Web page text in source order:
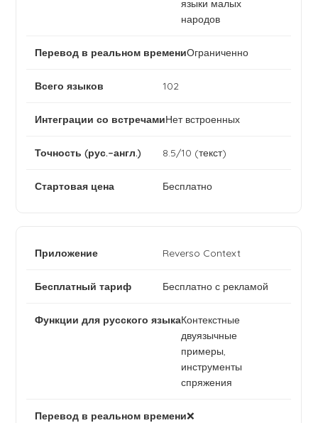
языки малых
народов
Ограниченно
102
Нет встроенных
8.5/10 (текст)
Бесплатно
Reverso Context
Бесплатно с рекламой
Контекстные
двуязычные
примеры,
инструменты
спряжения
❌